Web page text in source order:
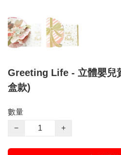
Greeting Life - 立體嬰兒
盒款)
數量
−
+